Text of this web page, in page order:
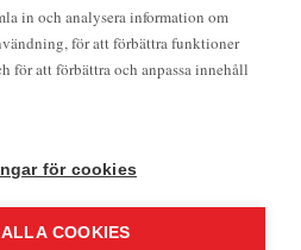
in och analysera information om
för att förbättra funktioner
för att förbättra och anpassa innehåll
för cookies
COOKIES